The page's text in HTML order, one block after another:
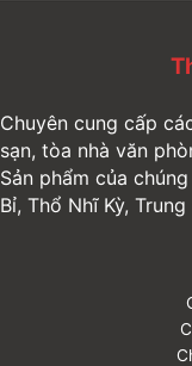
Chuyên cung cấp
sạn, tòa nhà văn
Sản phẩm của
Bỉ, Thổ Nhĩ Kỳ,